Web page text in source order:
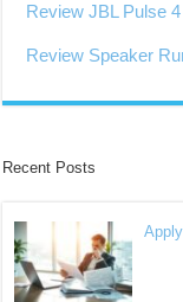
Review JBL Pulse 4
Review Speaker
Recent Posts